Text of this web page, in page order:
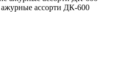
ажурные ассорти ДК-600